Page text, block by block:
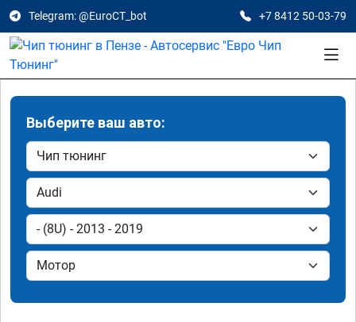
Telegram: @EuroCT_bot +7 8412 50-03-79
Выберите ваш авто: